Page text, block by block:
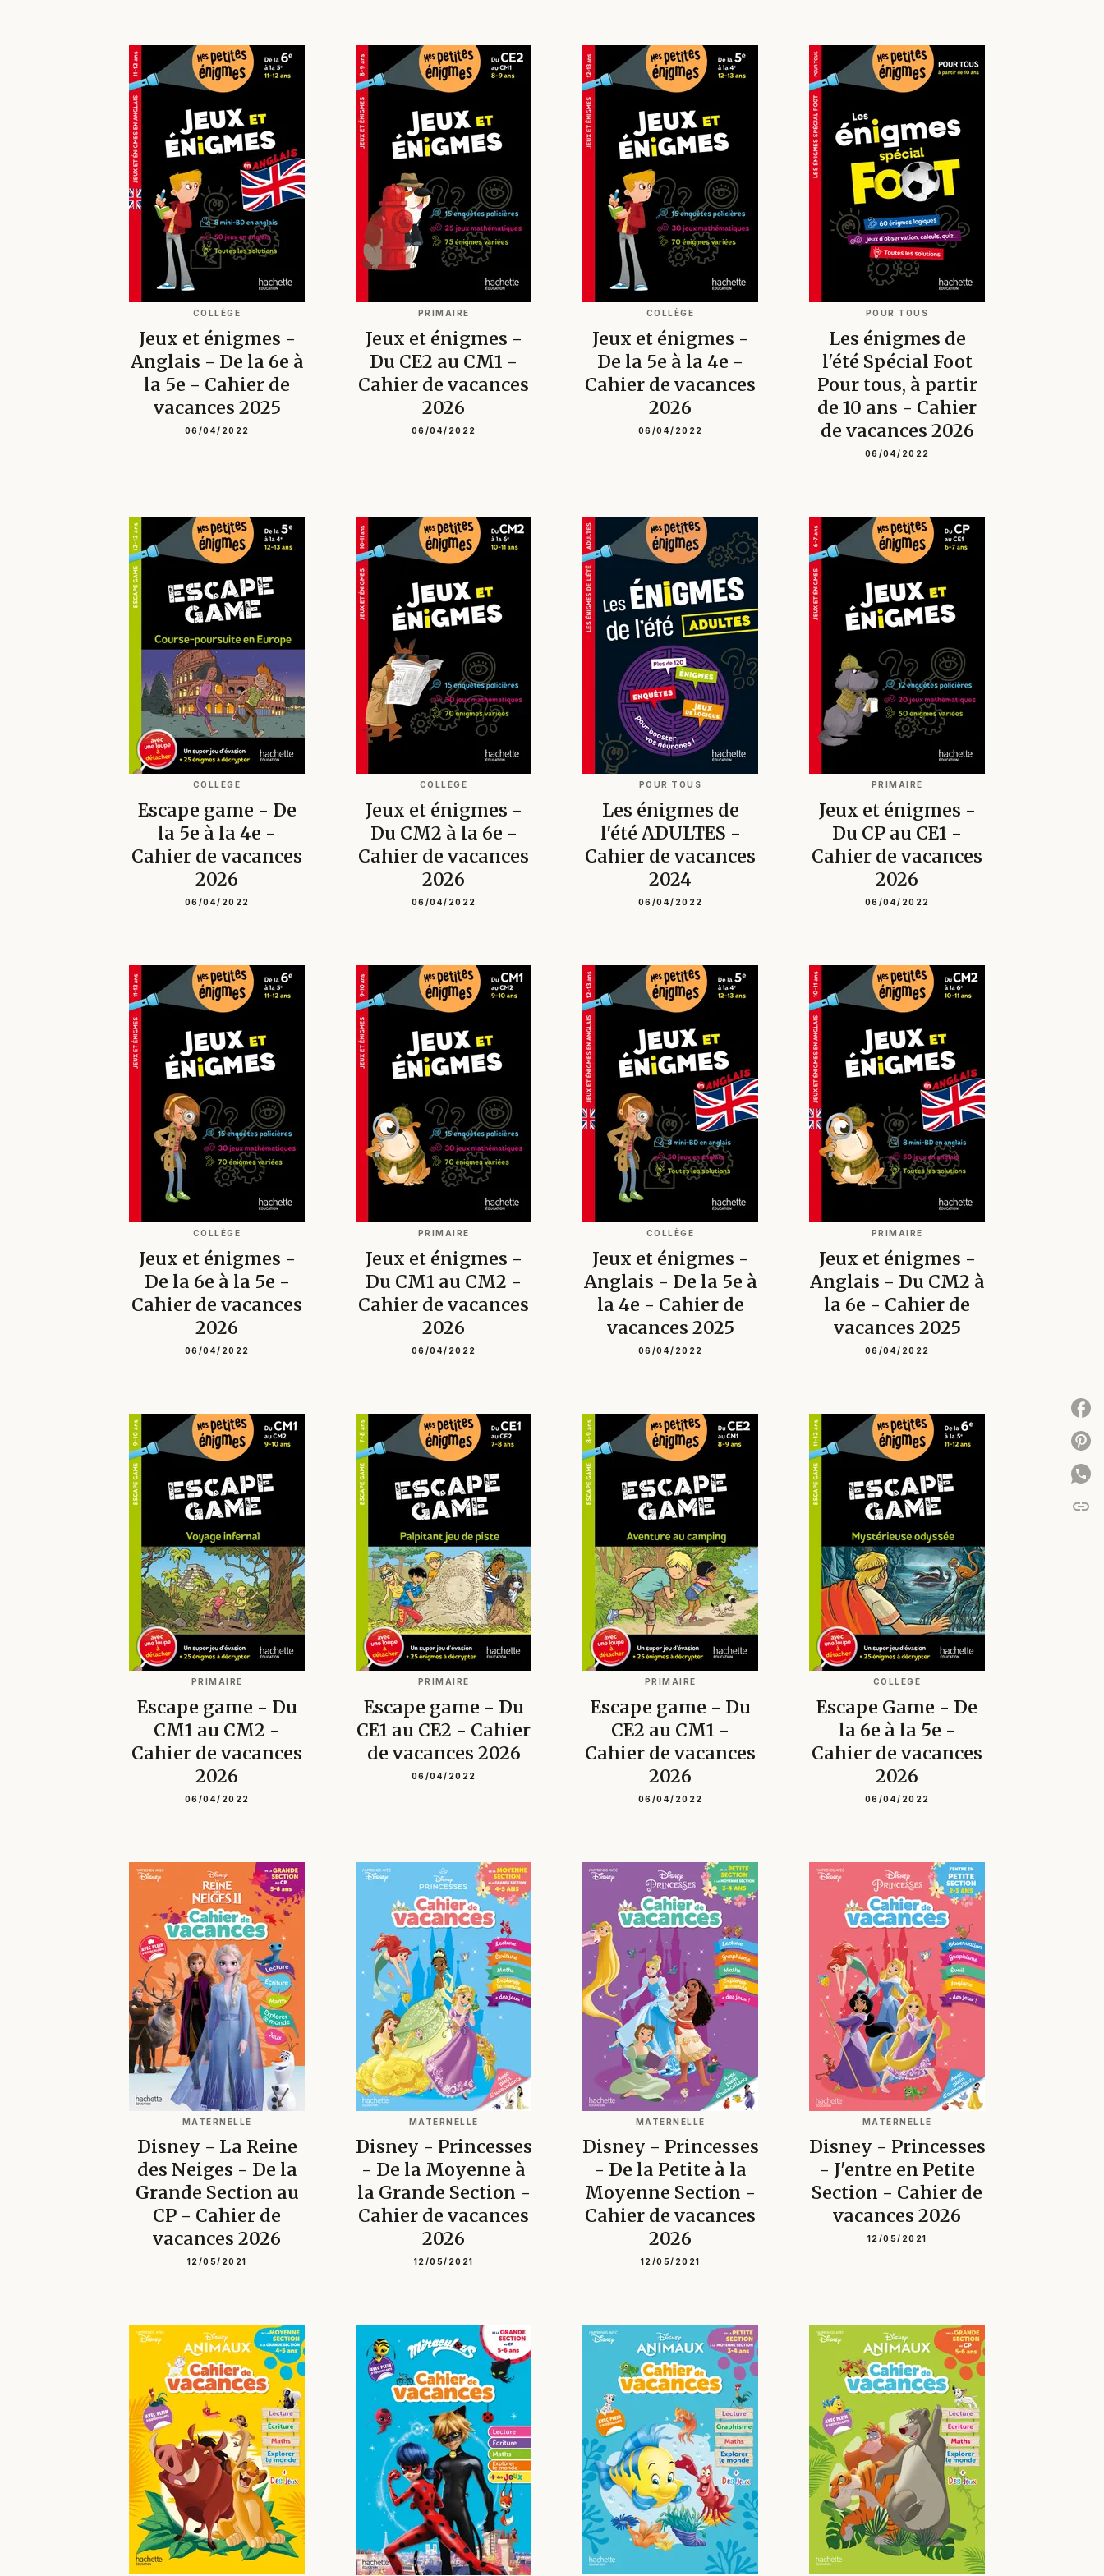
COLLÈGE
Jeux et énigmes -
Anglais - De la 6e à
la 5e - Cahier de
vacances 2025
06/04/2022
PRIMAIRE
Jeux et énigmes -
Du CE2 au CM1 -
Cahier de vacances
2026
06/04/2022
COLLÈGE
Jeux et énigmes -
De la 5e à la 4e -
Cahier de vacances
2026
06/04/2022
POUR TOUS
Les énigmes de
l'été Spécial Foot
Pour tous, à partir
de 10 ans - Cahier
de vacances 2026
06/04/2022
COLLÈGE
Escape game - De
la 5e à la 4e -
Cahier de vacances
2026
06/04/2022
COLLÈGE
Jeux et énigmes -
Du CM2 à la 6e -
Cahier de vacances
2026
06/04/2022
POUR TOUS
Les énigmes de
l'été ADULTES -
Cahier de vacances
2024
06/04/2022
PRIMAIRE
Jeux et énigmes -
Du CP au CE1 -
Cahier de vacances
2026
06/04/2022
COLLÈGE
Jeux et énigmes -
De la 6e à la 5e -
Cahier de vacances
2026
06/04/2022
PRIMAIRE
Jeux et énigmes -
Du CM1 au CM2 -
Cahier de vacances
2026
06/04/2022
COLLÈGE
Jeux et énigmes -
Anglais - De la 5e à
la 4e - Cahier de
vacances 2025
06/04/2022
PRIMAIRE
Jeux et énigmes -
Anglais - Du CM2 à
la 6e - Cahier de
vacances 2025
06/04/2022
PRIMAIRE
Escape game - Du
CM1 au CM2 -
Cahier de vacances
2026
06/04/2022
PRIMAIRE
Escape game - Du
CE1 au CE2 - Cahier
de vacances 2026
06/04/2022
PRIMAIRE
Escape game - Du
CE2 au CM1 -
Cahier de vacances
2026
06/04/2022
COLLÈGE
Escape Game - De
la 6e à la 5e -
Cahier de vacances
2026
06/04/2022
MATERNELLE
Disney - La Reine
des Neiges - De la
Grande Section au
CP - Cahier de
vacances 2026
12/05/2021
MATERNELLE
Disney - Princesses
- De la Moyenne à
la Grande Section -
Cahier de vacances
2026
12/05/2021
MATERNELLE
Disney - Princesses
- De la Petite à la
Moyenne Section -
Cahier de vacances
2026
12/05/2021
MATERNELLE
Disney - Princesses
- J'entre en Petite
Section - Cahier de
vacances 2026
12/05/2021
link